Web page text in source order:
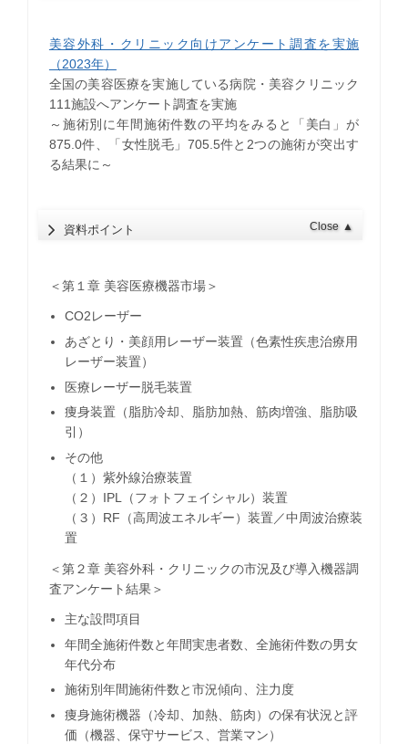
美容外科・クリニック向けアンケート調査を実施
（2023年）
全国の美容医療を実施している病院・美容クリニック
111施設へアンケート調査を実施
～施術別に年間施術件数の平均をみると「美白」が
875.0件、「女性脱毛」705.5件と2つの施術が突出す
る結果に～
資料ポイント Close ▲
＜第１章 美容医療機器市場＞
CO2レーザー
あざとり・美顔用レーザー装置（色素性疾患治療用
レーザー装置）
医療レーザー脱毛装置
痩身装置（脂肪冷却、脂肪加熱、筋肉増強、脂肪吸
引）
その他
（１）紫外線治療装置
（２）IPL（フォトフェイシャル）装置
（３）RF（高周波エネルギー）装置／中周波治療装
置
＜第２章 美容外科・クリニックの市況及び導入機器調
査アンケート結果＞
主な設問項目
年間全施術件数と年間実患者数、全施術件数の男女
年代分布
施術別年間施術件数と市況傾向、注力度
痩身施術機器（冷却、加熱、筋肉）の保有状況と評
価（機器、保守サービス、営業マン）